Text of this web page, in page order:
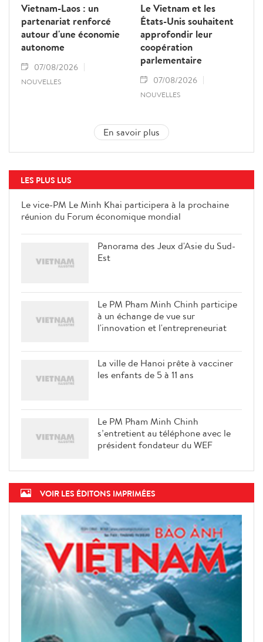
Vietnam-Laos : un
partenariat renforcé
autour d'une économie
autonome
07/08/2026
NOUVELLES
Le Vietnam et les
États-Unis souhaitent
approfondir leur
coopération
parlementaire
07/08/2026
NOUVELLES
En savoir plus
LES PLUS LUS
Le vice-PM Le Minh Khai
participera à la prochaine réunion
Le PM Pham Minh Chinh participe
à un échange de vue sur
l'innovation et l'entrepreneuriat
Le PM Pham Minh Chinh
s’entretient au téléphone avec le
VOIR LES ÉDITONS IMPRIMÉES